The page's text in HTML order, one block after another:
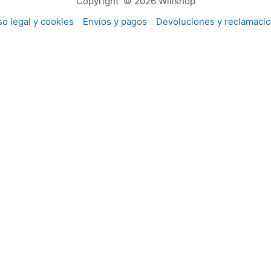
legal y cookies
Envíos y pagos Devoluciones y